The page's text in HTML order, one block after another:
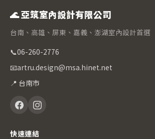
🌊 亞筑室內設計有限公司
台南、高雄、屏東、嘉義、澎湖室內設計首選
📞06-260-2776
📧artru.design@msa.hinet.net
📍 台南市
快速連結